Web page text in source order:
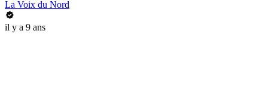
La Voix du Nord
il y a 9 ans